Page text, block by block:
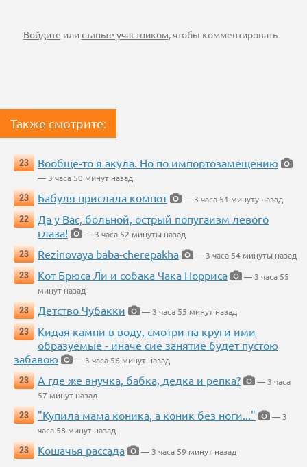
Войдите илистаньте участником, чтобы комментировать
Также смотрите:
23 Вообще-то я акула. Но по импортозамещению
— 3 часа 50 минут назад
23
Бабуля прислала компот
— 3 часа 51 минуту назад
22
Да у Вас, больной, острый попугаизм левого
глаза!
— 3 часа 52 минуты назад
23
Rezinovaya baba-cherepakha
— 3 часа 54 минуты назад
23
Кот Брюса Ли и собака Чака Норриса
— 3 часа 55
минут назад
23
Детство Чубакки
— 3 часа 55 минут назад
23
Кидая камни в воду, смотри на круги ими
образуемые - иначе сие занятие будет пустою
забавою
— 3 часа 56 минут назад
23
А где же внучка, бабка, дедка и репка?
— 3 часа
57 минут назад
23
"Купила мама коника, а коник без ноги..."
— 3
часа 58 минут назад
23
Кошачья рассада — 3 часа 59 минут назад